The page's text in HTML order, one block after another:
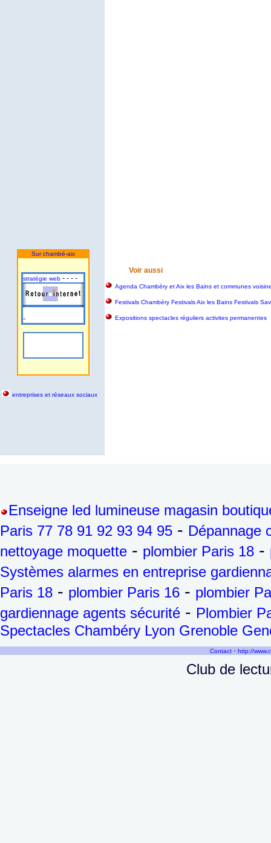
Sur chambé-aix
stratégie web - - - -
-
entreprises et réseaux sociaux
Voir aussi
Agenda Chambéry et Aix les Bains et communes
Festivals Chambéry Festivals Aix les Bains Festivals
Expositions spectacles réguliers activites permanentes
Enseigne led lumineuse magasin
Paris 77 78 91 92 93 94 95 - Dépannage
nettoyage moquette - plombier Paris 18 -
Systèmes alarmes en entreprise
Paris 18 - plombier Paris 16 - plombier
gardiennage agents sécurité - Plombier
Spectacles Chambéry Lyon Grenoble
Contact - http://
Club de